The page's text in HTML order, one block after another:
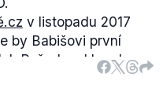
v listopadu 2017
by Babišovi první
Požadoval by ale
Jsem člověk, který je